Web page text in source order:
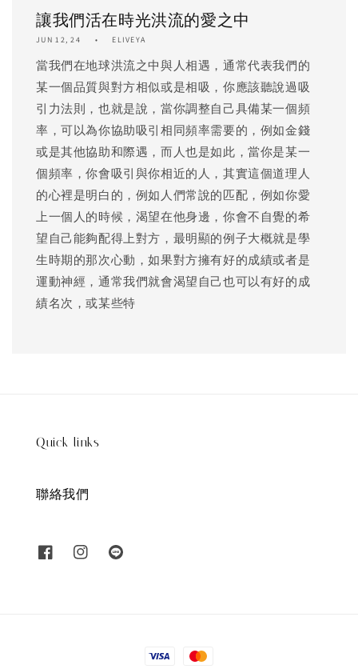
讓我們活在時光洪流的愛之中
JUN 12, 24 ELIVEYA
當我們在地球洪流之中與人相遇，通常代表我們的
某一個品質與對方相似或是相吸，你應該聽說過吸
引力法則，也就是說，當你調整自己具備某一個頻
率，可以為你協助吸引相同頻率需要的，例如金錢
或是其他協助和際遇，而人也是如此，當你是某一
個頻率，你會吸引與你相近的人，其實這個道理人
的心裡是明白的，例如人們常說的匹配，例如你愛
上一個人的時候，渴望在他身邊，你會不自覺的希
望自己能夠配得上對方，最明顯的例子大概就是學
生時期的那次心動，如果對方擁有好的成績或者是
運動神經，通常我們就會渴望自己也可以有好的成
績名次，或某些特
Quick links
聯絡我們